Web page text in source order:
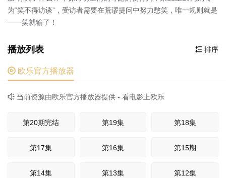
为“笑不得访谈”，受访者需要在荒谬提问中努力憋笑，唯一规则就是
——笑就输了！
 排序
播放列表
 欧乐官方播放器
 当前资源由欧乐官方播放器提供 - 看电影上欧乐
第20期完结 第19集 第18集
第17集 第16集 第15期
第14集 第13集 第12集